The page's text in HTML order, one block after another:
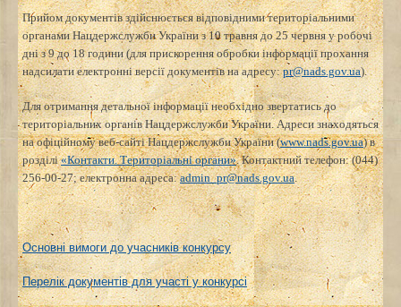
Прийом документів здійснюється відповідними територіальними
органами Нацдержслужби України з 10 травня до 25 червня у робочі
дні з 9 до 18 години (для прискорення обробки інформації прохання
надсилати електронні версії документів на адресу:pr@nads.gov.ua).
Для отримання детальної інформації необхідно звертатись до
територіальних органів Нацдержслужби України. Адреси знаходяться
на офіційному веб-сайті Нацдержслужби України (www.nads.gov.ua) в
розділі«Контакти. Територіальні органи». Контактний телефон: (044)
256-00-27; електронна адреса:admin_pr@nads.gov.ua.
Основні вимоги до учасників конкурсу
Перелік документів для участі у конкурсі